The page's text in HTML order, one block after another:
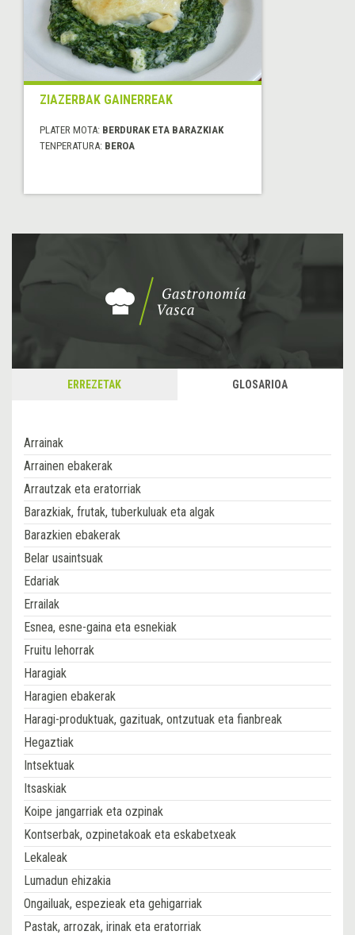
ZIAZERBAK GAINERREAK
PLATER MOTA: BERDURAK ETA BARAZKIAK
TENPERATURA: BEROA
ERREZETAK GLOSARIOA
Arrainak
Arrainen ebakerak
Arrautzak eta eratorriak
Barazkiak, frutak, tuberkuluak eta algak
Barazkien ebakerak
Belar usaintsuak
Edariak
Errailak
Esnea, esne-gaina eta esnekiak
Fruitu lehorrak
Haragiak
Haragien ebakerak
Haragi-produktuak, gazituak, ontzutuak eta fianbreak
Hegaztiak
Intsektuak
Itsaskiak
Koipe jangarriak eta ozpinak
Kontserbak, ozpinetakoak eta eskabetxeak
Lekaleak
Lumadun ehizakia
Ongailuak, espezieak eta gehigarriak
Pastak, arrozak, irinak eta eratorriak